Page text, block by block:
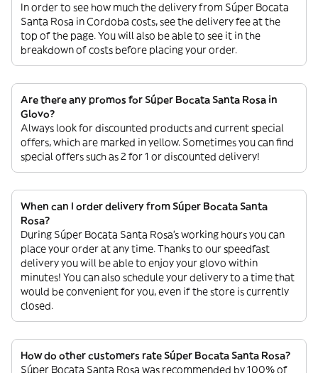
In order to see how much the delivery from Súper Bocata
Santa Rosa in Cordoba costs, see the delivery fee at the
top of the page. You will also be able to see it in the
breakdown of costs before placing your order.
Are there any promos for Súper Bocata Santa Rosa in
Glovo?
Always look for discounted products and current special
offers, which are marked in yellow. Sometimes you can find
special offers such as 2 for 1 or discounted delivery!
When can I order delivery from Súper Bocata Santa
Rosa?
During Súper Bocata Santa Rosa’s working hours you can
place your order at any time. Thanks to our speedfast
delivery you will be able to enjoy your glovo within
minutes! You can also schedule your delivery to a time that
would be convenient for you, even if the store is currently
closed.
How do other customers rate Súper Bocata Santa Rosa?
Súper Bocata Santa Rosa was recommended by 100% of